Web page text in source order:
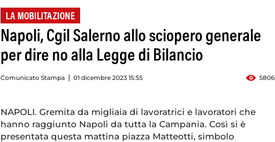
LA MOBILITAZIONE
Napoli, Cgil Salerno allo sciopero generale
per dire no alla Legge di Bilancio
Comunicato Stampa 01 dicembre 2023 15:55 5806
NAPOLI. Gremita da migliaia di lavoratrici e lavoratori che
hanno raggiunto Napoli da tutta la Campania. Così si è
presentata questa mattina piazza Matteotti, simbolo